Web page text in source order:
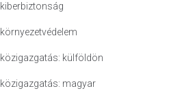
kiberbiztonság
környezetvédelem
közigazgatás: külföldön
közigazgatás: magyar